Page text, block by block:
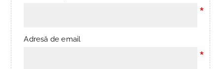
*
Adresă de email
*